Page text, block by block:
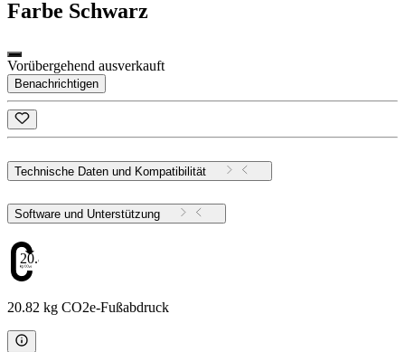
Farbe Schwarz
Vorübergehend ausverkauft
Benachrichtigen
Technische Daten und Kompatibilität
Software und Unterstützung
20.82
20.82 kg CO2e-Fußabdruck